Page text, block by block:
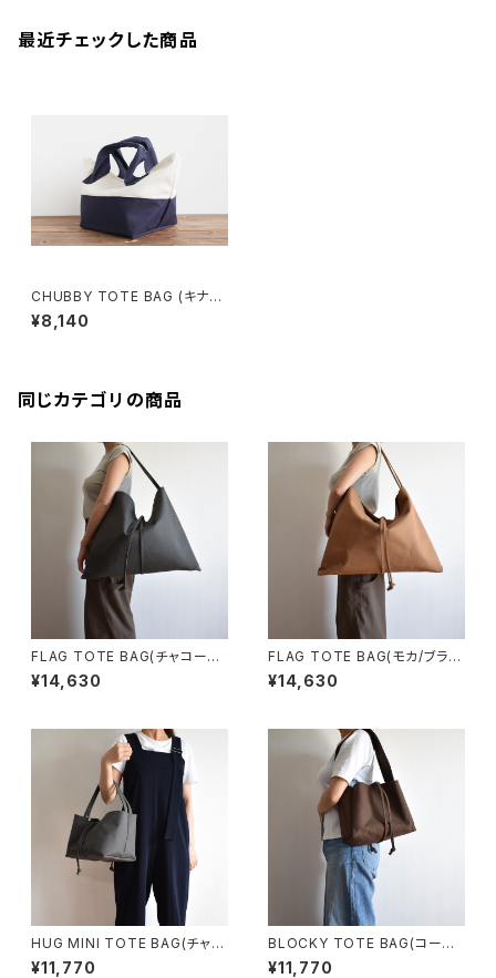
最近チェックした商品
CHUBBY TOTE BAG (キナリ
×ネイビー)
¥8,140
同じカテゴリの商品
FLAG TOTE BAG(チャコール/
グレー)
¥14,630
FLAG TOTE BAG(モカ/ブラウ
ン)
¥14,630
HUG MINI TOTE BAG(チャコ
ール/グレー)
¥11,770
BLOCKY TOTE BAG(コーヒ
ー/ブラウン)
¥11,770